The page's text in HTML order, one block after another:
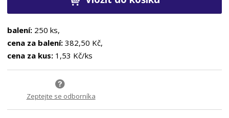
balení: 250 ks,
cena za balení: 382,50 Kč,
cena za kus: 1,53 Kč/ks
Zeptejte se odborníka